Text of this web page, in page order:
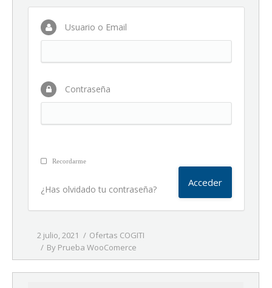
Usuario o Email
Contraseña
Recordarme
¿Has olvidado tu contraseña?
2 julio, 2021
Ofertas COGITI
By Prueba WooComerce